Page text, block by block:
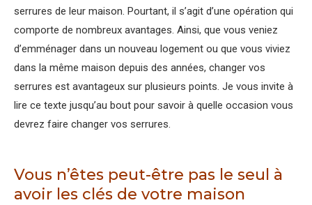
serrures de leur maison. Pourtant, il s’agit d’une opération qui
comporte de nombreux avantages. Ainsi, que vous veniez
d’emménager dans un nouveau logement ou que vous viviez
dans la même maison depuis des années, changer vos
serrures est avantageux sur plusieurs points. Je vous invite à
lire ce texte jusqu’au bout pour savoir à quelle occasion vous
devrez faire changer vos serrures.
Vous n’êtes peut-être pas le seul à
avoir les clés de votre maison